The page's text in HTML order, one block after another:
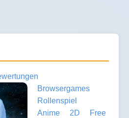
Browsergames
Rollenspiel
Anime
2D
Free